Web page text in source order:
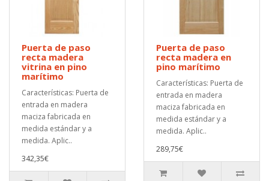
Puerta de paso
recta madera
vitrina en pino
marítimo
Características: Puerta de
entrada en madera
maciza fabricada en
medida estándar y a
medida. Aplic..
342,35€
Puerta de paso
recta madera en
pino marítimo
Características: Puerta de
entrada en madera
maciza fabricada en
medida estándar y a
medida. Aplic..
289,75€